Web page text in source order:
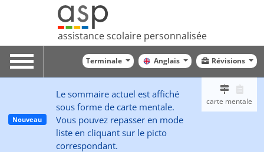
assistance scolaire personnalisée
Toggle
navigation
Terminale Anglais Révisions
carte mentale
Nouveau
Le sommaire actuel est affiché
sous forme de carte mentale.
Vous pouvez repasser en mode
liste en cliquant sur le picto
correspondant.